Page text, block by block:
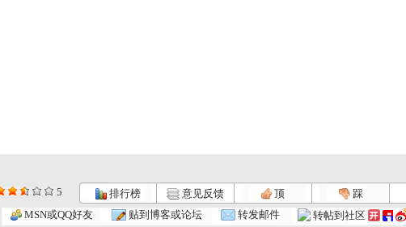
5 排行榜 意见反馈 顶
踩
MSN或QQ好友 贴到博客或论坛 转发邮件 转帖到社区